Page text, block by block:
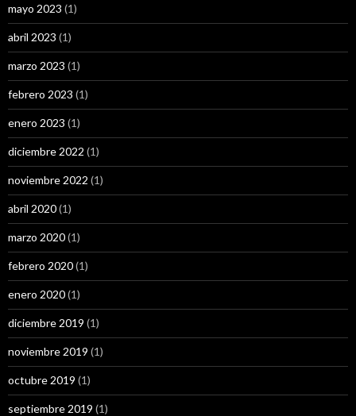
mayo 2023 (1)
abril 2023 (1)
marzo 2023 (1)
febrero 2023 (1)
enero 2023 (1)
diciembre 2022 (1)
noviembre 2022 (1)
abril 2020(1)
marzo 2020(1)
febrero 2020(1)
enero 2020(1)
diciembre 2019 (1)
noviembre 2019 (1)
octubre 2019 (1)
septiembre 2019 (1)